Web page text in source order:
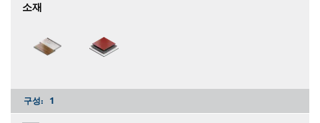
소재
구성: 1